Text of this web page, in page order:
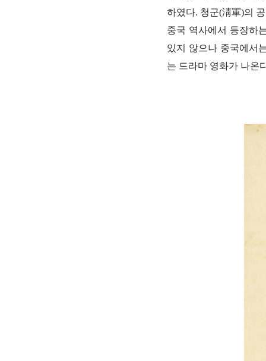
하였다. 청군(淸軍)의
중국 역사에서 등장하
있지 않으나 중국에서
는 드라마 영화가 나온